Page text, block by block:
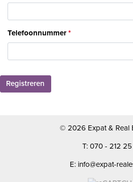
Telefoonnummer
Registreren
© 2026 Expat & Real
T: 070 - 212
E: info@expat-